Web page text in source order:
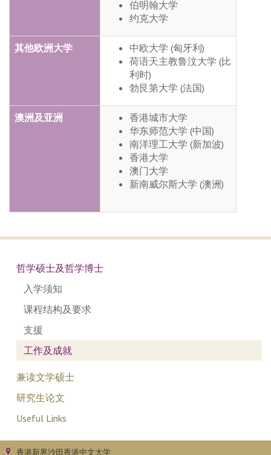
伯明翰大学
约克大学
其他欧洲大学
中欧大学 (匈牙利)
荷语天主教鲁汶大学 (比
利时)
勃艮第大学 (法国)
澳洲及亚洲
香港城市大学
华东师范大学 (中国)
南洋理工大学 (新加波)
香港大学
澳门大学
新南威尔斯大学 (澳洲)
哲学硕士及哲学博士
入学须知
课程结构及要求
支援
工作及成就
兼读文学硕士
研究生论文
Useful Links
香港新界沙田香港中文大学